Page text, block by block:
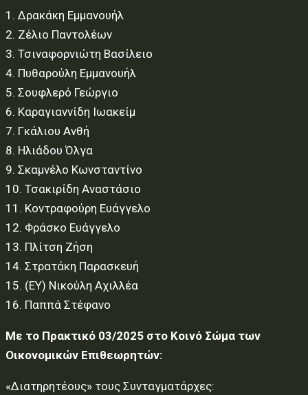
1. Δρακάκη Εμμανουήλ
2. Ζέλιο Παντολέων
3. Τσιναφορνιώτη Βασίλειο
4. Πυθαρούλη Εμμανουήλ
5. Σουφλερό Γεώργιο
6. Καραγιαννίδη Ιωακείμ
7. Γκάλιου Ανθή
8. Ηλιάδου Όλγα
9. Σκαμνέλο Κωνσταντίνο
10. Τσακιρίδη Αναστάσιο
11. Κοντραφούρη Ευάγγελο
12. Φράσκο Ευάγγελο
13. Πλίτση Ζήση
14. Στρατάκη Παρασκευή
15. (ΕΥ) Νικούλη Αχιλλέα
16. Παππά Στέφανο
Με το Πρακτικό 03/2025 στο Κοινό Σώμα των
Οικονομικών Επιθεωρητών:
«Διατηρητέους» τους Συνταγματάρχες: